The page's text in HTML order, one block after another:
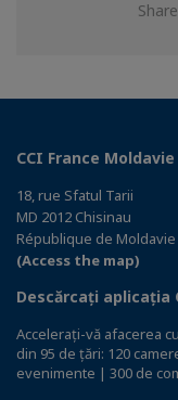
CCI France Moldavie
18, rue Sfatul Tarii
MD 2012 Chisinau
République de Moldavie
(Access the map)
Descărcați aplicația
Accelerați-vă afacerea
din 95 de țări: 120
evenimente | 300 de